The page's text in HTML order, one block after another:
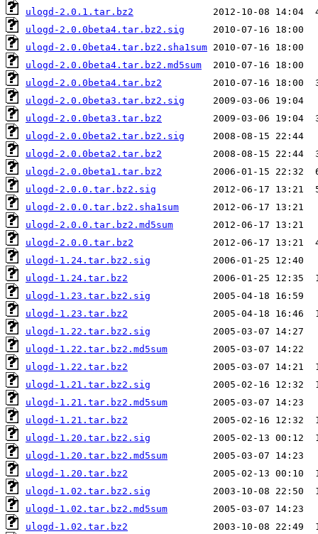
ulogd-2.0.1.tar.bz2
ulogd-2.0.0beta4.tar.bz2.sig
ulogd-2.0.0beta4.tar.bz2.sha1sum
ulogd-2.0.0beta4.tar.bz2.md5sum
ulogd-2.0.0beta4.tar.bz2
ulogd-2.0.0beta3.tar.bz2.sig
ulogd-2.0.0beta3.tar.bz2
ulogd-2.0.0beta2.tar.bz2.sig
ulogd-2.0.0beta2.tar.bz2
ulogd-2.0.0beta1.tar.bz2
ulogd-2.0.0.tar.bz2.sig
ulogd-2.0.0.tar.bz2.sha1sum
ulogd-2.0.0.tar.bz2.md5sum
ulogd-2.0.0.tar.bz2
ulogd-1.24.tar.bz2.sig
ulogd-1.24.tar.bz2
ulogd-1.23.tar.bz2.sig
ulogd-1.23.tar.bz2
ulogd-1.22.tar.bz2.sig
ulogd-1.22.tar.bz2.md5sum
ulogd-1.22.tar.bz2
ulogd-1.21.tar.bz2.sig
ulogd-1.21.tar.bz2.md5sum
ulogd-1.21.tar.bz2
ulogd-1.20.tar.bz2.sig
ulogd-1.20.tar.bz2.md5sum
ulogd-1.20.tar.bz2
ulogd-1.02.tar.bz2.sig
ulogd-1.02.tar.bz2.md5sum
ulogd-1.02.tar.bz2